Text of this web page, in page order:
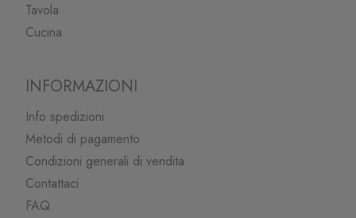
Tavola
Cucina
INFORMAZIONI
Info spedizioni
Metodi di pagamento
Condizioni generali di vendita
Contattaci
FAQ